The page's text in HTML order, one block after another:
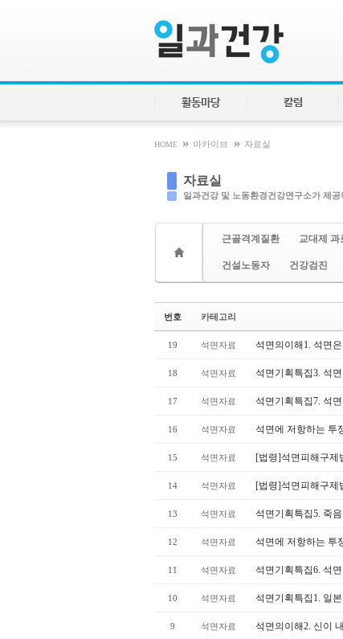
활동마당 칼럼
HOME » 아카이브 » 자료실
자료실
일과건강 및 노동환경건강연구소가 제
근골격계질환 교대제 과
건설노동자 건강검진
번호 카테고리
19 석면자료 석면의이해1. 석면
18 석면자료 석면기획특집3. 석
17 석면자료 석면기획특집7. 석
16 석면자료 석면에 저항하는 투
15 석면자료 [법령]석면피해구제
14 석면자료 [법령]석면피해구제
13 석면자료 석면기획특집5. 죽
12 석면자료 석면에 저항하는 투
11 석면자료 석면기획특집6. 석
10 석면자료 석면기획특집1. 일
9 석면자료 석면의이해2. 신이